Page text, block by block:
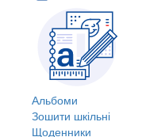
Альбоми
Зошити шкільні
Щоденники